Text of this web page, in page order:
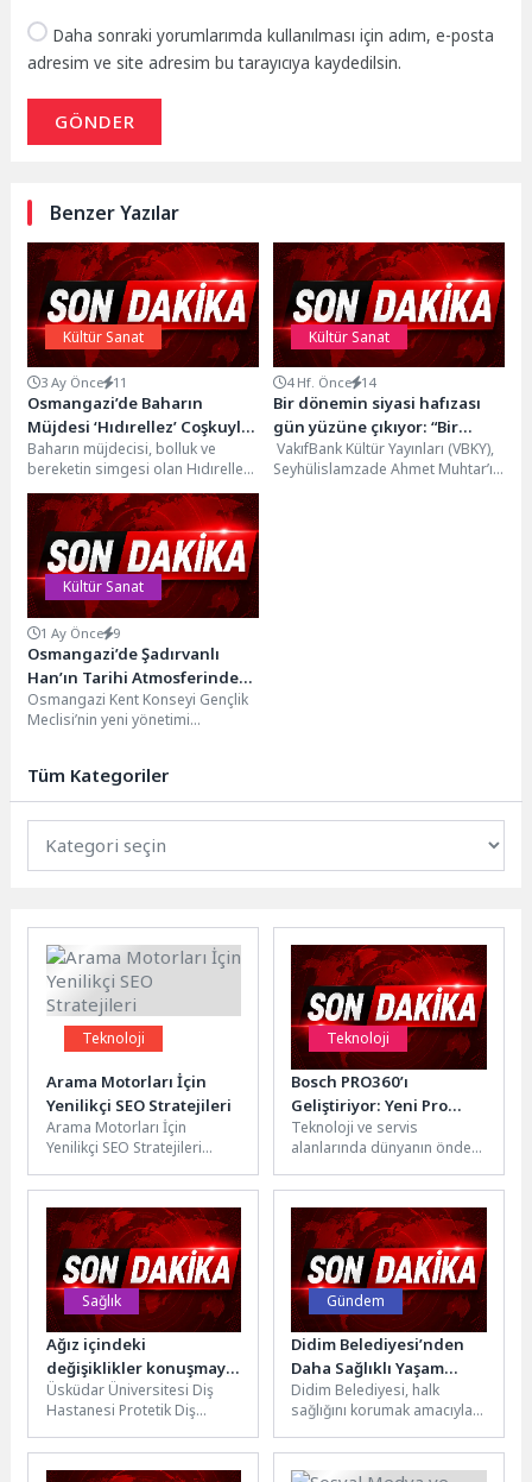
Daha sonraki yorumlarımda kullanılması için adım, e-posta
adresim ve site adresim bu tarayıcıya kaydedilsin.
GÖNDER
Benzer Yazılar
Kültür Sanat
3 Ay Önce 11
Osmangazi’de Baharın
Müjdesi ‘Hıdırellez’ Coşkuyla
Kutlandı
Baharın müjdecisi, bolluk ve
bereketin simgesi olan Hıdırellez,
Osmangazi’de binlerce
vatandaşın katılımıyla büyük bir
coşku...
Kültür Sanat
4 Hf. Önce 14
Bir dönemin siyasi hafızası
gün yüzüne çıkıyor: “Bir
Cumhuriyet Siyasetnamesi”
VakıfBank Kültür Yayınları (VBKY),
Seyhülislamzade Ahmet Muhtar’ın
Kültür Sanat
1 Ay Önce 9
Osmangazi’de Şadırvanlı
Han’ın Tarihi Atmosferinde
Ritimler Yükseldi
Osmangazi Kent Konseyi Gençlik
Meclisi’nin yeni yönetimi
Akademisi’nde...
Tüm Kategoriler
Teknoloji
Arama Motorları İçin
Yenilikçi SEO Stratejileri
Arama Motorları İçin
Yenilikçi SEO Stratejileri
optimizasyonu (SEO), web
sitenizin arama motorları
tarafından...
Teknoloji
Bosch PRO360’ı
Geliştiriyor: Yeni Pro
Deals Modülü ile
Profesyonellere Ek
Avantajlar Sunuyor
Teknoloji ve servis
alanlarında dünyanın önde
Bosch, profesyonel elektrikli
el aletleri kullanıcılarına
yönelik...
Sağlık
Ağız içindeki
değişiklikler konuşmayı
etkileyebiliyor!
Üsküdar Üniversitesi Diş
Hastanesi Protetik Diş
İbrahim Berk Bellaz, protez
uygulamalarının...
Gündem
Didim Belediyesi’nden
Daha Sağlıklı Yaşam
Alanları İçin Kapsamlı
Çalışma
Didim Belediyesi, halk
sağlığını korumak amacıyla
alanlar ve çöp
konteynerlerinde planlı...